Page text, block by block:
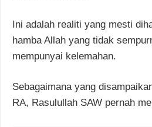
Ini adalah realiti yang mesti
hamba Allah yang tidak
mempunyai kelemahan.
Sebagaimana yang
RA, Rasulullah SAW pernah